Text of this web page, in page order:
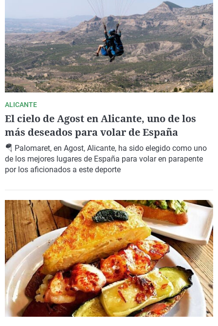
ALICANTE
El cielo de Agost en Alicante, uno de los
más deseados para volar de España
🪂 Palomaret, en Agost, Alicante, ha sido elegido como uno
de los mejores lugares de España para volar en parapente
por los aficionados a este deporte